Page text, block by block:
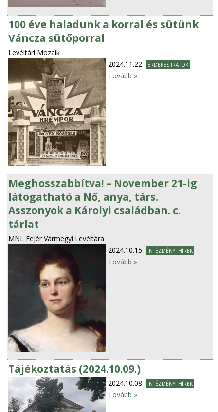
100 éve haladunk a korral és sütünk
Váncza sütőporral
Levéltári Mozaik
2024.11.22.
ÉRDEKES IRATOK
Tovább »
Meghosszabbítva! – November 21-ig
látogatható a Nő, anya, társ.
Asszonyok a Károlyi családban. c.
tárlat
MNL Fejér Vármegyi Levéltára
2024.10.15.
INTÉZMÉNYI HÍREK
Tovább »
Tájékoztatás (2024.10.09.)
2024.10.08. INTÉZMÉNYI HÍREK
Tovább »